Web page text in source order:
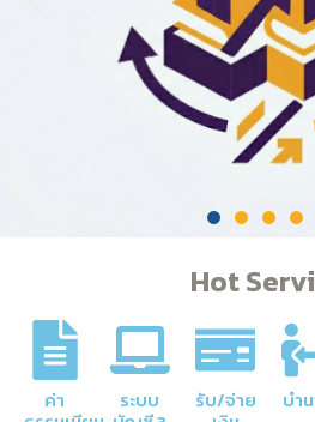
Hot
ค่า ระบบ รับ/จ่าย บำ